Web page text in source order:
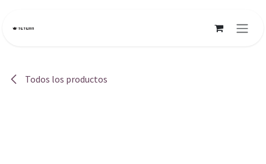
Todos los productos